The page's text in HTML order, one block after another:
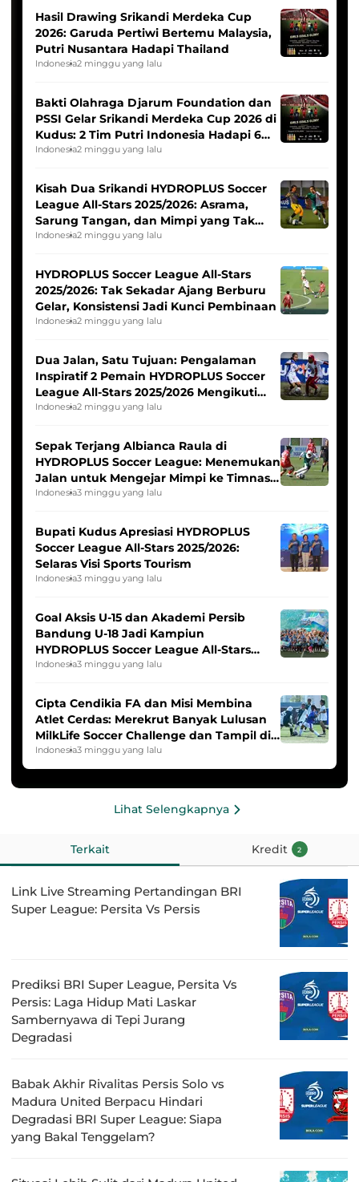
Hasil Drawing Srikandi Merdeka Cup
2026: Garuda Pertiwi Bertemu Malaysia,
Putri Nusantara Hadapi Thailand
Indonesia2 minggu yang lalu
Bakti Olahraga Djarum Foundation dan
PSSI Gelar Srikandi Merdeka Cup 2026 di
Kudus: 2 Tim Putri Indonesia Hadapi 6
Tim Asia
Indonesia2 minggu yang lalu
Kisah Dua Srikandi HYDROPLUS Soccer
League All-Stars 2025/2026: Asrama,
Sarung Tangan, dan Mimpi yang Tak
Pernah Padam
Indonesia2 minggu yang lalu
HYDROPLUS Soccer League All-Stars
2025/2026: Tak Sekadar Ajang Berburu
Gelar, Konsistensi Jadi Kunci Pembinaan
Indonesia2 minggu yang lalu
Dua Jalan, Satu Tujuan: Pengalaman
Inspiratif 2 Pemain HYDROPLUS Soccer
League All-Stars 2025/2026 Mengikuti
Seleksi Timnas Indonesia Putri
Indonesia2 minggu yang lalu
Sepak Terjang Albianca Raula di
HYDROPLUS Soccer League: Menemukan
Jalan untuk Mengejar Mimpi ke Timnas
Indonesia Putri
Indonesia3 minggu yang lalu
Bupati Kudus Apresiasi HYDROPLUS
Soccer League All-Stars 2025/2026:
Selaras Visi Sports Tourism
Indonesia3 minggu yang lalu
Goal Aksis U-15 dan Akademi Persib
Bandung U-18 Jadi Kampiun
HYDROPLUS Soccer League All-Stars
2025/2026
Indonesia3 minggu yang lalu
Cipta Cendikia FA dan Misi Membina
Atlet Cerdas: Merekrut Banyak Lulusan
MilkLife Soccer Challenge dan Tampil di
HYDROPLUS Soccer League
Indonesia3 minggu yang lalu
Lihat Selengkapnya
Terkait Kredit 2
Link Live Streaming Pertandingan BRI
Super League: Persita Vs Persis
Prediksi BRI Super League, Persita Vs
Persis: Laga Hidup Mati Laskar
Sambernyawa di Tepi Jurang
Degradasi
Babak Akhir Rivalitas Persis Solo vs
Madura United Berpacu Hindari
Degradasi BRI Super League: Siapa
yang Bakal Tenggelam?